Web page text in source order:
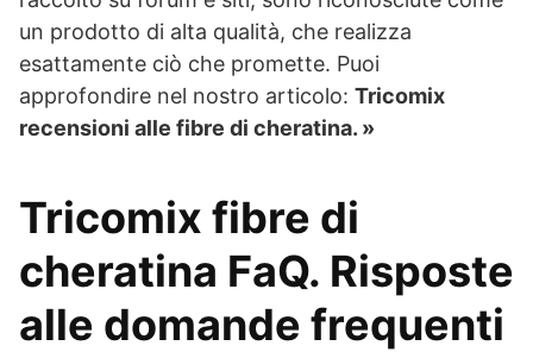
un prodotto di alta qualità, che realizza
esattamente ciò che promette. Puoi
approfondire nel nostro articolo: Tricomix
recensioni alle fibre di cheratina. »
Tricomix fibre di
cheratina FaQ. Risposte
alle domande frequenti